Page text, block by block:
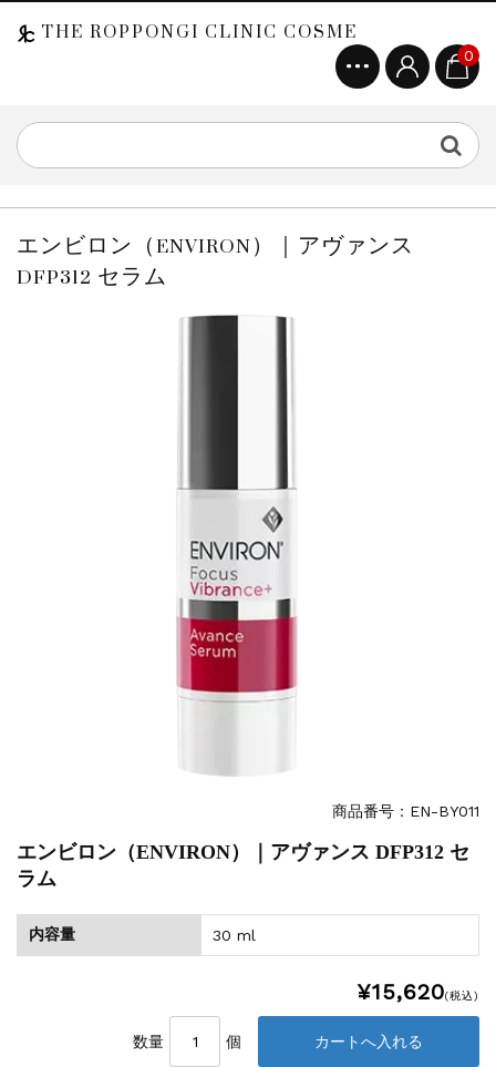
THE ROPPONGI CLINIC COSME
0
エンビロン（ENVIRON）｜アヴァンス
DFP312 セラム
商品番号：EN-BY011
エンビロン（ENVIRON）｜アヴァンス DFP312 セ
ラム
内容量 30 ml
¥15,620(税込)
数量 個